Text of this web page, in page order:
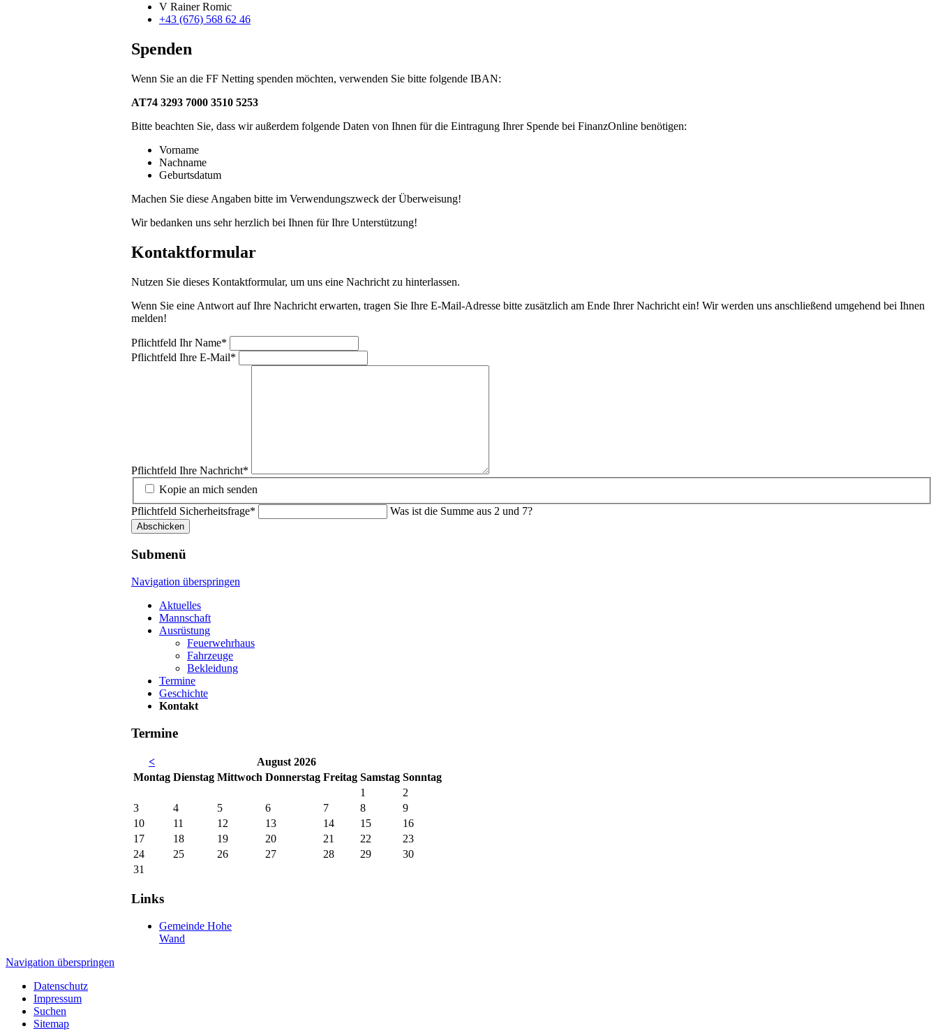
V Rainer Romic
+43 (676) 568 62 46
Spenden
Wenn Sie an die FF Netting spenden möchten, verwenden Sie bitte folgende IBAN:
AT74 3293 7000 3510 5253
Bitte beachten Sie, dass wir außerdem folgende Daten von Ihnen für die Eintragung Ihrer Spende bei FinanzOnline benötigen:
Vorname
Nachname
Geburtsdatum
Machen Sie diese Angaben bitte im Verwendungszweck der Überweisung!
Wir bedanken uns sehr herzlich bei Ihnen für Ihre Unterstützung!
Kontaktformular
Nutzen Sie dieses Kontaktformular, um uns eine Nachricht zu hinterlassen.
Wenn Sie eine Antwort auf Ihre Nachricht erwarten, tragen Sie Ihre E-Mail-Adresse bitte zusätzlich am Ende Ihrer Nachricht ein! Wir werden uns anschließend umgehend bei Ihnen
melden!
Pflichtfeld Ihr Name*
Pflichtfeld Ihre E-Mail*
Pflichtfeld Ihre Nachricht*
Kopie an mich senden
Pflichtfeld Sicherheitsfrage* Was ist die Summe aus 2 und 7?
Abschicken
Submenü
Navigation überspringen
Aktuelles
Mannschaft
Ausrüstung
Feuerwehrhaus
Fahrzeuge
Bekleidung
Termine
Geschichte
Kontakt
Termine
<
August 2026
Montag Dienstag Mittwoch Donnerstag Freitag Samstag Sonntag
1
2
3
4 5 6 7 8
9
10
11 12 13 14 15
16
17
18 19 20 21 22
23
24
25 26 27 28 29
30
31
Links
Gemeinde Hohe
Wand
Navigation überspringen
Datenschutz
Impressum
Suchen
Sitemap